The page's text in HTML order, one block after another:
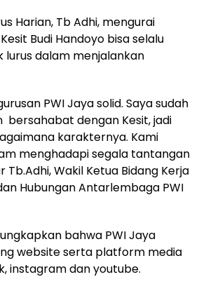
Harian, Tb Adhi, mengurai
Budi Handoyo bisa selalu
lurus dalam menjalankan
PWI Jaya solid. Saya sudah
bersahabat dengan Kesit, jadi
karakternya. Kami
menghadapi segala tantangan
Tb.Adhi, Wakil Ketua Bidang Kerja
Hubungan Antarlembaga PWI
bahwa PWI Jaya
website serta platform media
instagram dan youtube.